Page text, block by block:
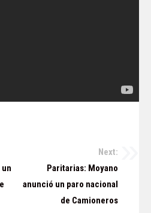
Next:
Paritarias: Moyano
anunció un paro nacional
de Camioneros